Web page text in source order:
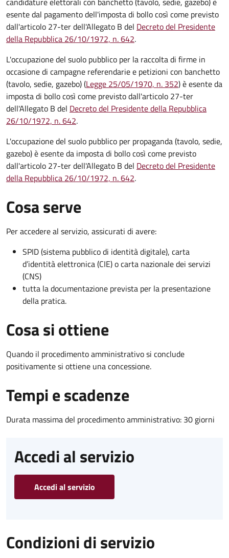
esente dal pagamento dell'imposta di bollo così come previsto
dall'articolo 27-ter dell'Allegato B del Decreto del Presidente
della Repubblica 26/10/1972, n. 642.
L'occupazione del suolo pubblico per la raccolta di firme in
occasione di campagne referendarie e petizioni con banchetto
(tavolo, sedie, gazebo) (Legge 25/05/1970, n. 352) è esente da
imposta di bollo così come previsto dall'articolo 27-ter
dell'Allegato B del Decreto del Presidente della Repubblica
26/10/1972, n. 642.
L'occupazione del suolo pubblico per propaganda (tavolo, sedie,
gazebo) è esente da imposta di bollo così come previsto
dall'articolo 27-ter dell'Allegato B del Decreto del Presidente
della Repubblica 26/10/1972, n. 642.
Cosa serve
Per accedere al servizio, assicurati di avere:
SPID (sistema pubblico di identità digitale), carta
d’identità elettronica (CIE) o carta nazionale dei servizi
(CNS)
tutta la documentazione prevista per la presentazione
della pratica.
Cosa si ottiene
Quando il procedimento amministrativo si conclude
positivamente si ottiene una concessione.
Tempi e scadenze
Durata massima del procedimento amministrativo: 30 giorni
Accedi al servizio
Accedi al servizio
Condizioni di servizio